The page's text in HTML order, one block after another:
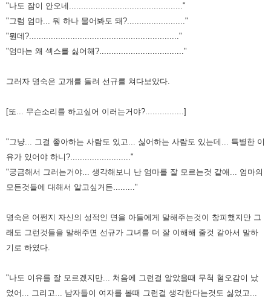
"나도 잠이 안오네..............................................."
"그럼 엄마... 뭐 하나 물어봐도 돼?........................"
"뭔데?.............................................................."
"엄마는 왜 섹스를 싫어해?..................................."
그러자 명숙은 고개를 돌려 선규를 쳐다보았다.
[또... 무슨소리를 하고싶어 이러는거야?................]
"그냥... 그걸 좋아하는 사람도 있고... 싫어하는 사람도 있는데... 특별한 이
유가 있어야 하니?........................."
"궁금해서 그러는거야... 생각해보니 난 엄마를 잘 모르는것 같애... 엄마의
모든것들에 대해서 알고싶거든........."
명숙은 어쩐지 자신의 성적인 면을 아들에게 말해주는것이 창피했지만 그
래도 그런것들을 말해주면 선규가 그녀를 더 잘 이해해 줄것 같아서 말하
기로 하였다.
"나도 이유를 잘 모르겠지만... 처음에 그런걸 알았을때 무척 혐오감이 났
었어... 그리고... 남자들이 여자를 볼때 그런걸 생각한다는것도 싫었고...